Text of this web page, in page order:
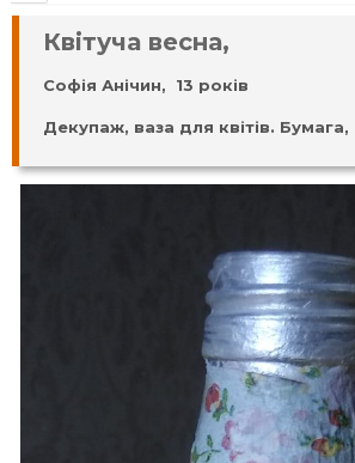
Квітуча весна,
Софія Анічин, 13 років
Декупаж, ваза для квітів.